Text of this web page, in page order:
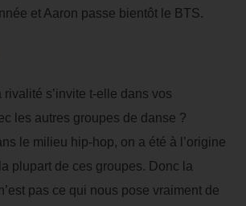
et Aaron passe bientôt le BTS.
s’invite t-elle dans vos
les autres groupes de danse ?
le milieu hip-hop, on a été à l’origine
plupart de ces groupes. Donc la
pas ce qui nous pose vraiment de